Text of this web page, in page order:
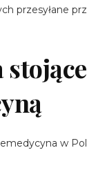
przesyłane
w